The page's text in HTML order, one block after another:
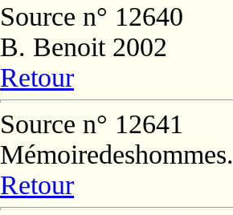
Source n° 12640
B. Benoit 2002
Retour
Source n° 12641
Retour